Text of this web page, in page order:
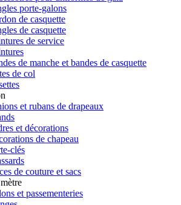
porte-galons
de casquette
de casquette
de service
de manche et bandes de casquette
de col
et rubans de drapeaux
et décorations
de chapeau
clés
de couture et sacs
et passementeries